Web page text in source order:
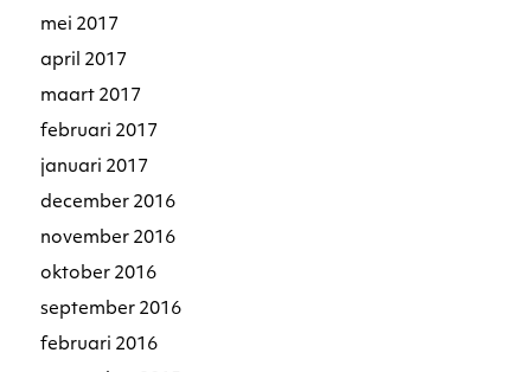
mei 2017
april 2017
maart 2017
februari 2017
januari 2017
december 2016
november 2016
oktober 2016
september 2016
februari 2016